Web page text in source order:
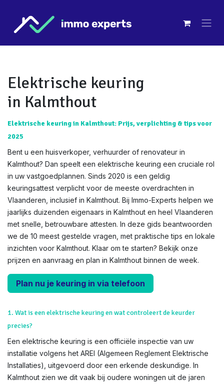
Elektrische keuring
in Kalmthout
Elektrische keuring in Kalmthout: Prijs, verplichting & tips voor
2025
Bent u een huisverkoper, verhuurder of renovateur in
Kalmthout? Dan speelt een elektrische keuring een cruciale rol
in uw vastgoedplannen. Sinds 2020 is een geldig
keuringsattest verplicht voor de meeste overdrachten in
Vlaanderen, inclusief in Kalmthout. Bij Immo-Experts helpen we
jaarlijks duizenden eigenaars in Kalmthout en heel Vlaanderen
met snelle, betrouwbare attesten. In deze gids beantwoorden
we de 10 meest gestelde vragen, met praktische tips en lokale
inzichten voor Kalmthout. Klaar om te starten? Bekijk onze
prijzen en aanvraag en plan in Kalmthout binnen de week.
Plan nu je keuring in via telefoon
1. Wat is een elektrische keuring en wat controleert de keurder
precies?
Een elektrische keuring is een officiële inspectie van uw
installatie volgens het AREI (Algemeen Reglement Elektrische
Installaties), uitgevoerd door een erkende deskundige. In
Kalmthout zien we dit vaak bij oudere woningen uit de jaren